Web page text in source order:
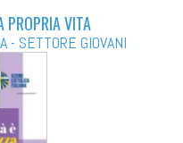
PROPRIA VITA
- SETTORE GIOVANI